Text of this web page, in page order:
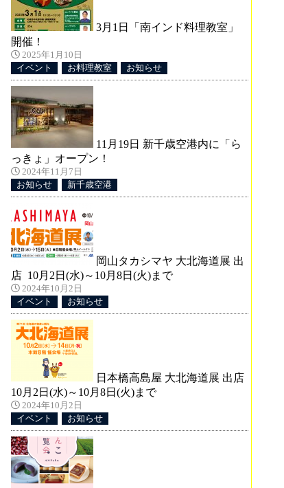
3月1日「南インド料理教室」
開催！
2025年1月10日
イベント
お料理教室 お知らせ
11月19日 新千歳空港内に「ら
っきょ」オープン！
2024年11月7日
お知らせ
新千歳空港
岡山タカシマヤ 大北海道展 出
店 10月2日(水)～10月8日(火)まで
2024年10月2日
イベント
お知らせ
日本橋高島屋 大北海道展 出店
10月2日(水)～10月8日(火)まで
2024年10月2日
イベント
お知らせ